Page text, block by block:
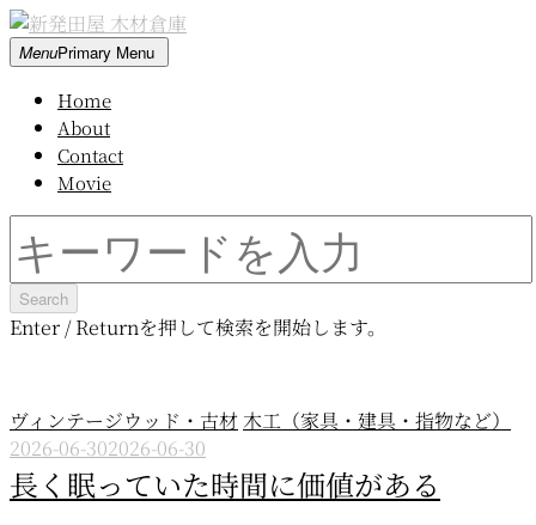
Skip
to
新
発
田
屋
木
材
庫
MenuPrimary Menu
Home
About
Contact
Movie
for:
Enter / Returnを押して検索を開始します。
ヴィンテージウッド・古材木工（家具・建具・指物など）
2026-06-302026-06-30
長く眠っていた時間に価値がある